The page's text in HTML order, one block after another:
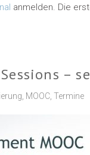
anmelden. Die
–
MOOC Termine